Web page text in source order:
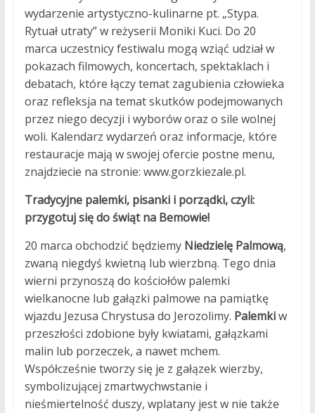
wydarzenie artystyczno-kulinarne pt. „Stypa.
Rytuał utraty” w reżyserii Moniki Kuci. Do 20
marca uczestnicy festiwalu mogą wziąć udział w
pokazach filmowych, koncertach, spektaklach i
debatach, które łączy temat zagubienia człowieka
oraz refleksja na temat skutków podejmowanych
przez niego decyzji i wyborów oraz o sile wolnej
woli. Kalendarz wydarzeń oraz informacje, które
restauracje mają w swojej ofercie postne menu,
znajdziecie na stronie: www.gorzkiezale.pl.
Tradycyjne palemki, pisanki i porządki, czyli:
przygotuj się do świąt na Bemowie!
20 marca obchodzić będziemy Niedzielę Palmową,
zwaną niegdyś kwietną lub wierzbną. Tego dnia
wierni przynoszą do kościołów palemki
wielkanocne lub gałązki palmowe na pamiątkę
wjazdu Jezusa Chrystusa do Jerozolimy. Palemkiw
przeszłości zdobione były kwiatami, gałązkami
malin lub porzeczek, a nawet mchem.
Współcześnie tworzy się je z gałązek wierzby,
symbolizującej zmartwychwstanie i
nieśmiertelność duszy, wplatany jest w nie także